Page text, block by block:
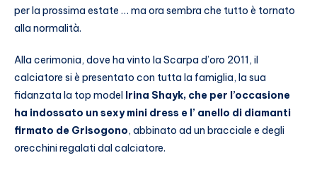
per la prossima estate … ma ora sembra che tutto è tornato
alla normalità.
Alla cerimonia, dove ha vinto la Scarpa d’oro 2011, il
calciatore si è presentato con tutta la famiglia, la sua
fidanzata la top model
Irina Shayk, che per l’occasione
ha indossato un sexy mini dress e l’ anello di diamanti
firmato de Grisogono, abbinato ad un bracciale e degli
orecchini regalati dal calciatore.